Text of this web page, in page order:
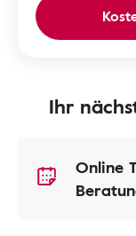
Ihr
Online